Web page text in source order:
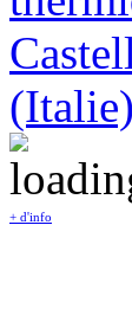
+ d'info